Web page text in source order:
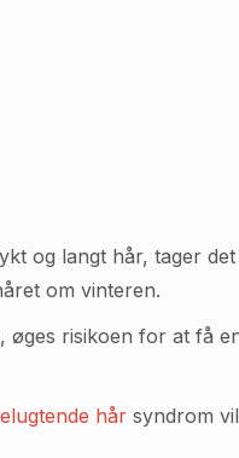
og langt hår, tager
om vinteren.
risikoen for at få
hår syndrom